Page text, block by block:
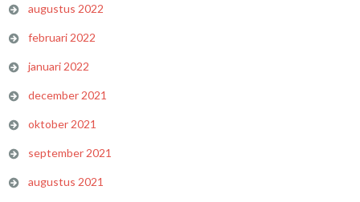
augustus 2022
februari 2022
januari 2022
december 2021
oktober 2021
september 2021
augustus 2021